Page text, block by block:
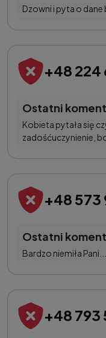
Dzowni i pyta o dane
+48 224
Ostatni
Kobieta pytała się
zadośćuczynienie,
+48 573
Ostatni
Bardzo niemiła Pani...
+48 793